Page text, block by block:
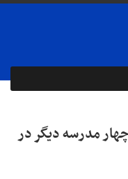
مدرسه دیگر در